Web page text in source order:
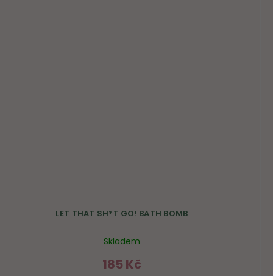
LET THAT SH*T GO! BATH BOMB
Skladem
185 Kč